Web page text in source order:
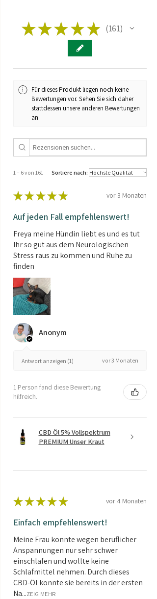
★★★ ★ ★ 161
161
Für dieses Produkt liegen noch keine
Bewertungen vor. Sehen Sie sich daher
stattdessen unsere anderen Bewertungen
an.
1 – 6 von 161 Sortiere nach:
★ ★ ★ ★ ★ vor 3 Monaten
Auf jeden Fall empfehlenswert!
Freya meine Hündin liebt es und es tut
Ihr so gut aus dem Neurologischen
Stress raus zu kommen und Ruhe zu
finden
Anonym
Antwort anzeigen (1) vor 3 Monaten
1 Person fand diese Bewertung
hilfreich.
CBD Öl 5% Vollspektrum
PREMIUM Unser Kraut
★ ★ ★ ★ ★ vor 4 Monaten
Einfach empfehlenswert!
Meine Frau konnte wegen beruflicher
Anspannungen nur sehr schwer
einschlafen und wollte keine
Schlafmittel nehmen. Durch dieses
CBD-Öl konnte sie bereits in der ersten
Na...ZEIG MEHR